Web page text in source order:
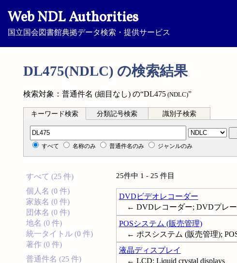
Web NDL Authorities
国立国会図書館典拠データ検索・提供サービス
DL475(NDLC) の検索結果
検索対象：普通件名 (細目なし) の“DL475 (NDLC)”
キーワード検索 分類記号検索 識別子検索
分類記号検索
すべて 名称のみ 普通件名のみ ジャンルのみ
すべて (25 件)
個人名 (0 件)
家族名 (0 件)
団体名 (0 件)
地名 (0 件)
統一タイトル (0 件)
著作 (0 件)
普通件名 (25 件)
25件中 1 - 25 件目
DVDビデオレコーダー
← DVDレコーダー; DVDプレ
POSシステム (販売管理)
← ポスシステム (販売管理);
液晶ディスプレイ
← LCD; Liquid crystal displays